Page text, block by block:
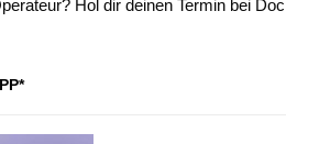
Hol dir deinen Termin bei Doc